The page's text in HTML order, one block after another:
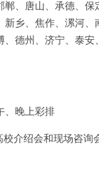
郸、唐山、承德、
乡、焦作、漯河
德州、济宁、泰
、晚上彩排
绍会和现场咨询